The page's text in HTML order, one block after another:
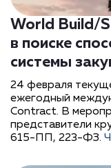
World Build/
в поиске
системы
24 февраля
ежегодный
Contract. В
представители
615-ПП, 223-ФЗ.